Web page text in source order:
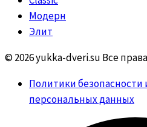
Модерн
Элит
© 2026 yukka-dveri.su Все
Политики безопасности
персональных данных